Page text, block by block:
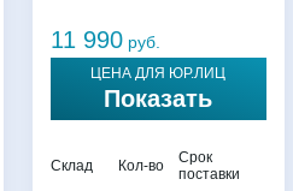
11 990руб.
ЦЕНА ДЛЯ ЮР.ЛИЦ
Показать
Склад Кол-во
Срок
поставки